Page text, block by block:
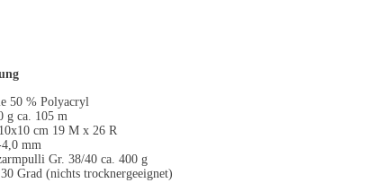
50 % Polyacryl
g ca. 105 m
cm 19 M x 26 R
mm
Gr. 38/40 ca. 400 g
Grad (nichts trocknergeeignet)